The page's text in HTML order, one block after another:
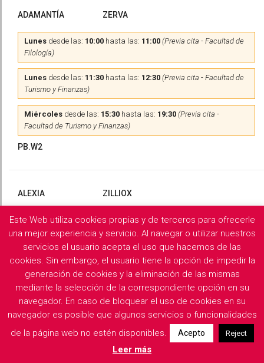
ADAMANTÍA ZERVA
Lunes desde las: 10:00 hasta las: 11:00 (Previa cita - Facultad de
Filología)
Lunes desde las: 11:30 hasta las: 12:30 (Previa cita - Facultad de
Turismo y Finanzas)
Miércoles desde las: 15:30 hasta las: 19:30 (Previa cita -
Facultad de Turismo y Finanzas)
PB.W2
ALEXIA ZILLIOX
Martes yMiércolesdesde las:10:00hasta las:13:00 (Previa
cita)
PB.X2
Filología Griega y Latina
Descargar horarios de consulta del departamento
Este Web utiliza cookies propias y de terceros para ofrecerle
una mejor experiencia y servicio. Al navegar o utilizar nuestros
servicios el usuario acepta el uso que hacemos de las
cookies. Sin embargo, el usuario tiene la opción de impedir la
generación de cookies y la eliminación de las mismas
mediante la selección de la correspondiente opción en su
navegador. En caso de bloquear el uso de cookies en su
navegador es posible que algunos servicios o funcionalidades
de la página web no estén disponibles.
Acepto Reject
Leer más